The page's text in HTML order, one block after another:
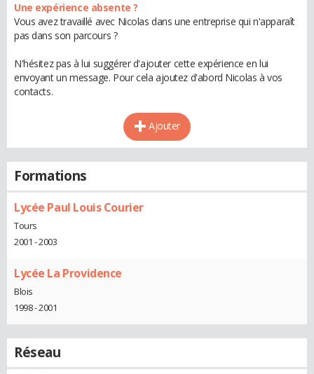
Une expérience absente ?
Vous avez travaillé avec Nicolas dans une entreprise qui n'apparaît
pas dans son parcours ?
N'hésitez pas à lui suggérer d'ajouter cette expérience en lui
envoyant un message. Pour cela ajoutez d'abord Nicolas à vos
contacts.
Ajouter
Formations
Lycée Paul Louis Courier
Tours
2001 - 2003
Lycée La Providence
Blois
1998 - 2001
Réseau